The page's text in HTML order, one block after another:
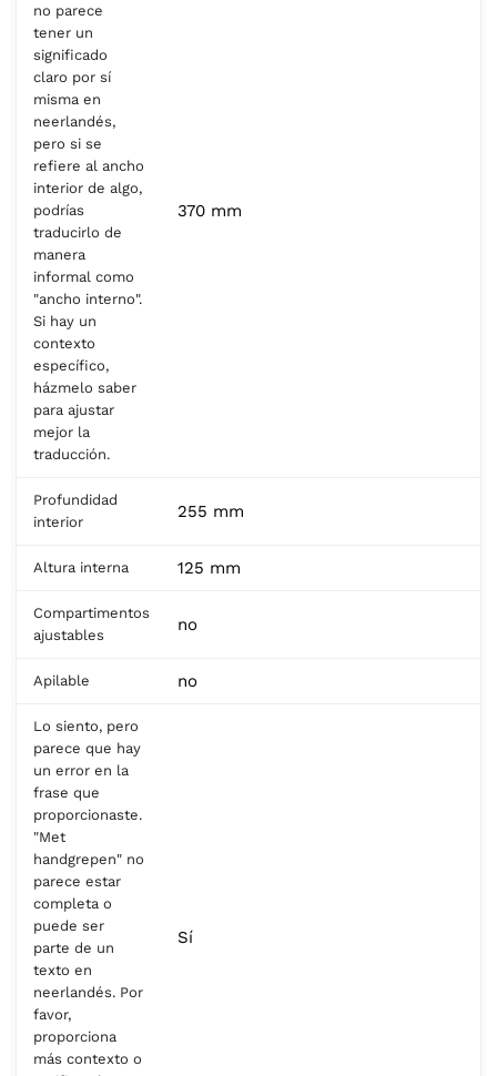
no parece
tener un
significado
claro por sí
misma en
neerlandés,
pero si se
refiere al ancho
interior de algo,
podrías
traducirlo de
manera
informal como
"ancho interno".
Si hay un
contexto
específico,
házmelo saber
para ajustar
mejor la
traducción.
370 mm
Profundidad
interior
255 mm
Altura interna 125 mm
Compartimentos
ajustables
no
Apilable no
Lo siento, pero
parece que hay
un error en la
frase que
proporcionaste.
"Met
handgrepen" no
parece estar
completa o
puede ser
parte de un
texto en
neerlandés. Por
favor,
proporciona
más contexto o
Sí